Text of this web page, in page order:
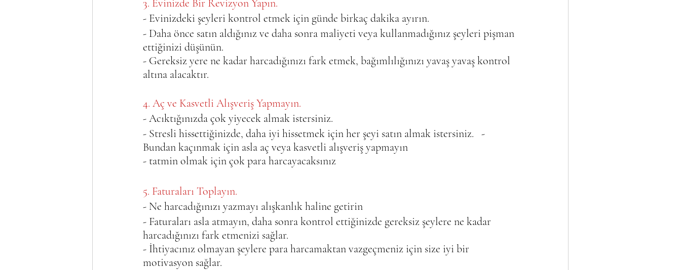
3. Evinizde Bir Revizyon Yapın.
- Evinizdeki şeyleri kontrol etmek için günde birkaç dakika ayırın.
- Daha önce satın aldığınız ve daha sonra maliyeti veya kullanmadığınız şeyleri pişman
ettiğinizi düşünün.
- Gereksiz yere ne kadar harcadığınızı fark etmek, bağımlılığınızı yavaş yavaş kontrol
altına alacaktır.
4. Aç ve Kasvetli Alışveriş Yapmayın.
- Acıktığınızda çok yiyecek almak istersiniz.
- Stresli hissettiğinizde, daha iyi hissetmek için her şeyi satın almak istersiniz.   -
Bundan kaçınmak için asla aç veya kasvetli alışveriş yapmayın
- tatmin olmak için çok para harcayacaksınız
5. Faturaları Toplayın.
- Ne harcadığınızı yazmayı alışkanlık haline getirin
- Faturaları asla atmayın, daha sonra kontrol ettiğinizde gereksiz şeylere ne kadar
harcadığınızı fark etmenizi sağlar.
- İhtiyacınız olmayan şeylere para harcamaktan vazgeçmeniz için size iyi bir
motivasyon sağlar.